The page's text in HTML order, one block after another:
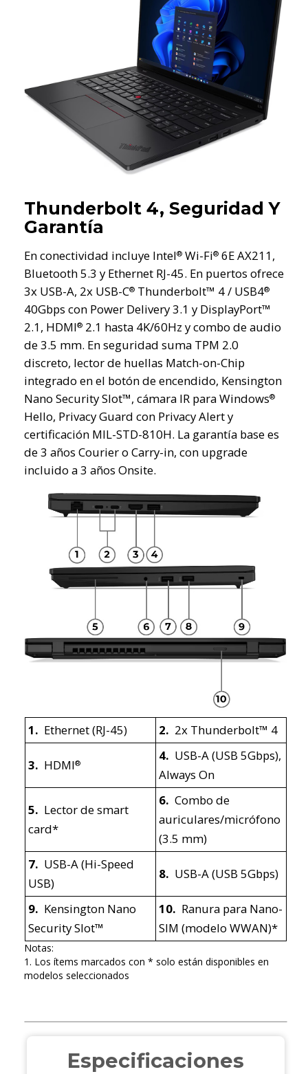
Thunderbolt 4, Seguridad Y
Garantía
En conectividad incluye Intel® Wi-Fi® 6E AX211,
Bluetooth 5.3 y Ethernet RJ-45. En puertos ofrece
3x USB-A, 2x USB-C® Thunderbolt™ 4 / USB4®
40Gbps con Power Delivery 3.1 y DisplayPort™
2.1, HDMI® 2.1 hasta 4K/60Hz y combo de audio
de 3.5 mm. En seguridad suma TPM 2.0
discreto, lector de huellas Match-on-Chip
integrado en el botón de encendido, Kensington
Nano Security Slot™, cámara IR para Windows®
Hello, Privacy Guard con Privacy Alert y
certificación MIL-STD-810H. La garantía base es
de 3 años Courier o Carry-in, con upgrade
incluido a 3 años Onsite.
1. Ethernet (RJ-45) 2. 2x Thunderbolt™ 4
3. HDMI® 4. USB-A (USB 5Gbps),
Always On
5. Lector de smart
card*
6. Combo de
auriculares/micrófono
(3.5 mm)
7. USB-A (Hi-Speed
USB)
8. USB-A (USB 5Gbps)
9. Kensington Nano
Security Slot™
10. Ranura para Nano-
SIM (modelo WWAN)*
Notas:
1. Los ítems marcados con * solo están disponibles en
modelos seleccionados
Especificaciones